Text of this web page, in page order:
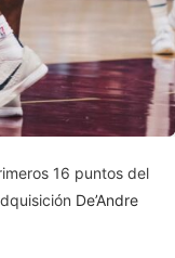
16 puntos del
De’Andre